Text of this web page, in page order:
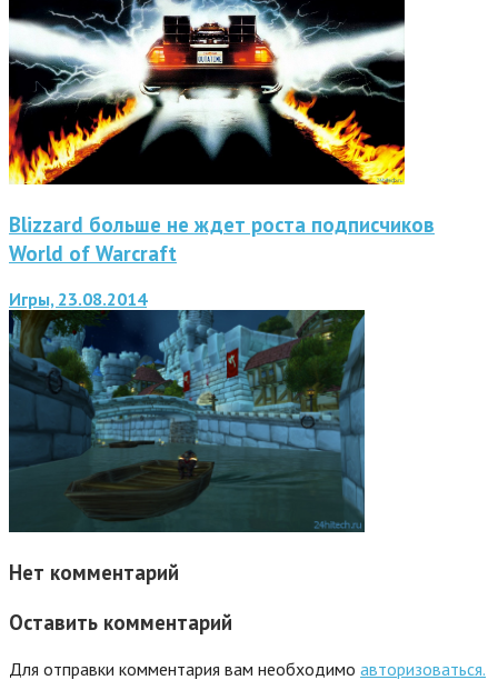
Blizzard больше не ждет роста подписчиков
World of Warcraft
Игры, 23.08.2014
Нет комментарий
Оставить комментарий
Для отправки комментария вам необходимо авторизоваться.